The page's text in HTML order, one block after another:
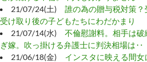
21/07/24(土) 誰の為の贈与税対策？
受け取り後の子どもたちにわだかまり
21/07/14(水) 不倫慰謝料。相手は
ぎ嫁。吹っ掛ける弁護士に判決相場は‥
21/06/18(金) インスタに映える間